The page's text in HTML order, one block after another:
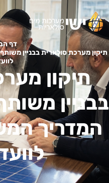
דף
תיקון מערכת סולארית בבניין
תיקון
בבניין
המדריך